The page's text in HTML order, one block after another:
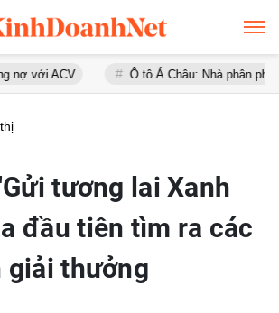
Ô tô Á Châu: Nhà phân phối Audi tại Việt
tương lai Xanh
đầu tiên tìm ra các
giải thưởng